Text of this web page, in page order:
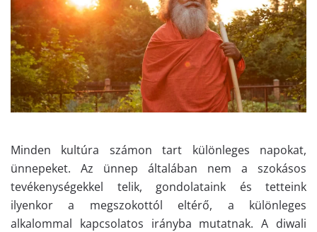
Minden kultúra számon tart különleges napokat,
ünnepeket. Az ünnep általában nem a szokásos
tevékenységekkel telik, gondolataink és tetteink
ilyenkor a megszokottól eltérő, a különleges
alkalommal kapcsolatos irányba mutatnak. A diwali